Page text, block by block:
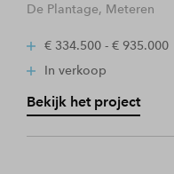
De Plantage, Meteren
€ 334.500 - € 935.000
In verkoop
Bekijk het project